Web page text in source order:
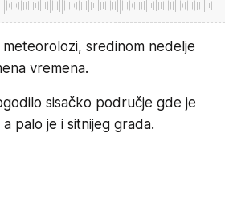
meteorolozi, sredinom nedelje
vremena.
sisačko područje gde je
palo je i sitnijeg grada.